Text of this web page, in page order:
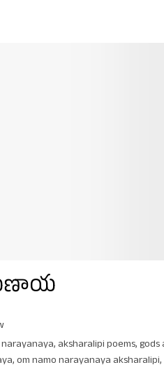
, aksharalipi poems, gods
,om namo narayanaya aksharalipi,